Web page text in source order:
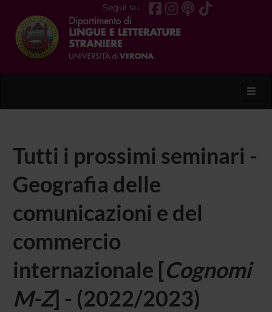
Segui su
Tutti i prossimi seminari -
Geografia delle
comunicazioni e del
commercio
internazionale [Cognomi
M-Z] - (2022/2023)